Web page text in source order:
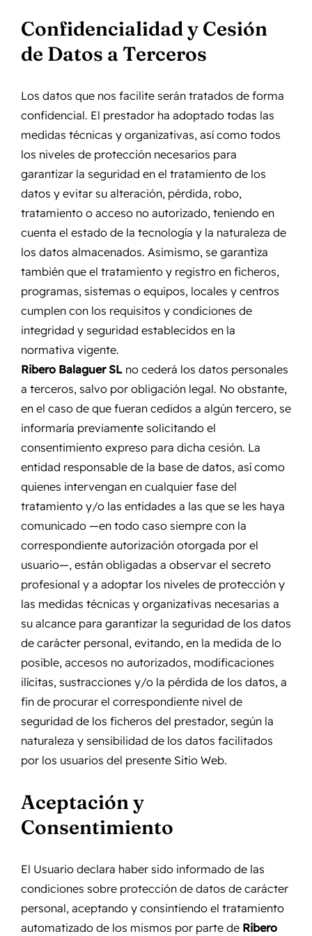
Confidencialidad y Cesión
de Datos a Terceros
Los datos que nos facilite serán tratados de forma
confidencial. El prestador ha adoptado todas las
medidas técnicas y organizativas, así como todos
los niveles de protección necesarios para
garantizar la seguridad en el tratamiento de los
datos y evitar su alteración, pérdida, robo,
tratamiento o acceso no autorizado, teniendo en
cuenta el estado de la tecnología y la naturaleza de
los datos almacenados. Asimismo, se garantiza
también que el tratamiento y registro en ficheros,
programas, sistemas o equipos, locales y centros
cumplen con los requisitos y condiciones de
integridad y seguridad establecidos en la
normativa vigente.
Ribero Balaguer SL no cederá los datos personales
a terceros, salvo por obligación legal. No obstante,
en el caso de que fueran cedidos a algún tercero, se
informaría previamente solicitando el
consentimiento expreso para dicha cesión. La
entidad responsable de la base de datos, así como
quienes intervengan en cualquier fase del
tratamiento y/o las entidades a las que se les haya
comunicado —en todo caso siempre con la
correspondiente autorización otorgada por el
usuario—, están obligadas a observar el secreto
profesional y a adoptar los niveles de protección y
las medidas técnicas y organizativas necesarias a
su alcance para garantizar la seguridad de los datos
de carácter personal, evitando, en la medida de lo
posible, accesos no autorizados, modificaciones
ilícitas, sustracciones y/o la pérdida de los datos, a
fin de procurar el correspondiente nivel de
seguridad de los ficheros del prestador, según la
naturaleza y sensibilidad de los datos facilitados
por los usuarios del presente Sitio Web.
Aceptación y
Consentimiento
El Usuario declara haber sido informado de las
condiciones sobre protección de datos de carácter
personal, aceptando y consintiendo el tratamiento
automatizado de los mismos por parte de Ribero